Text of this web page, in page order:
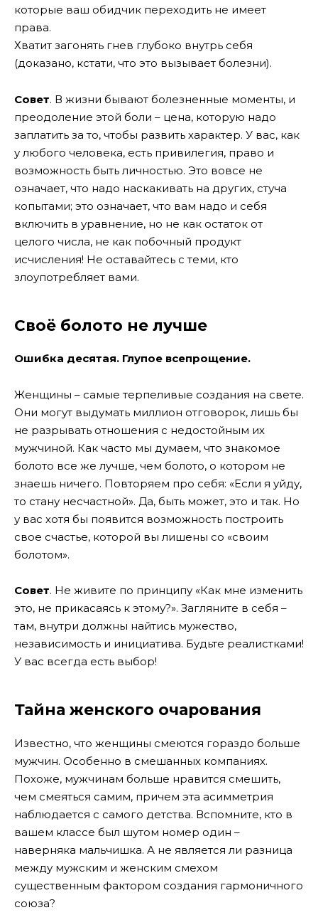
которые ваш обидчик переходить не имеет
права.
Хватит загонять гнев глубоко внутрь себя
(доказано, кстати, что это вызывает болезни).
Совет. В жизни бывают болезненные моменты, и
преодоление этой боли – цена, которую надо
заплатить за то, чтобы развить характер. У вас, как
у любого человека, есть привилегия, право и
возможность быть личностью. Это вовсе не
означает, что надо наскакивать на других, стуча
копытами; это означает, что вам надо и себя
включить в уравнение, но не как остаток от
целого числа, не как побочный продукт
исчисления! Не оставайтесь с теми, кто
злоупотребляет вами.
Своё болото не лучше
Ошибка десятая. Глупое всепрощение.
Женщины – самые терпеливые создания на свете.
Они могут выдумать миллион отговорок, лишь бы
не разрывать отношения с недостойным их
мужчиной. Как часто мы думаем, что знакомое
болото все же лучше, чем болото, о котором не
знаешь ничего. Повторяем про себя: «Если я уйду,
то стану несчастной». Да, быть может, это и так. Но
у вас хотя бы появится возможность построить
свое счастье, которой вы лишены со «своим
болотом».
Совет. Не живите по принципу «Как мне изменить
это, не прикасаясь к этому?». Загляните в себя –
там, внутри должны найтись мужество,
независимость и инициатива. Будьте реалистками!
У вас всегда есть выбор!
Тайна женского очарования
Известно, что женщины смеются гораздо больше
мужчин. Особенно в смешанных компаниях.
Похоже, мужчинам больше нравится смешить,
чем смеяться самим, причем эта асимметрия
наблюдается с самого детства. Вспомните, кто в
вашем классе был шутом номер один –
наверняка мальчишка. А не является ли разница
между мужским и женским смехом
существенным фактором создания гармоничного
союза?